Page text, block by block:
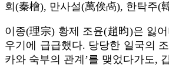
회(秦檜), 만사설(萬俟卨), 한탁주(
이종(理宗) 황제 조윤(趙昀)은 잃
우기에 급급했다. 당당한 일국의
카와 숙부의 관계’를 맺었다가도,